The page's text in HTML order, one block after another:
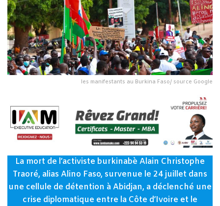
les manifestants au Burkina Faso/ source Google
La mort de l’activiste burkinabè Alain Christophe
Traoré, alias Alino Faso, survenue le 24 juillet dans
une cellule de détention à Abidjan, a déclenché une
crise diplomatique entre la Côte d’Ivoire et le